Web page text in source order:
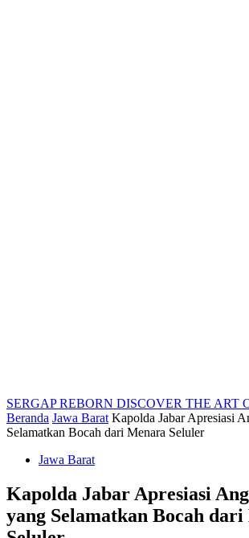
SERGAP REBORN DISCOVER THE ART
Beranda Jawa Barat Kapolda Jabar Apresiasi
Selamatkan Bocah dari Menara Seluler
Jawa Barat
Kapolda Jabar Apresiasi
yang Selamatkan Bocah